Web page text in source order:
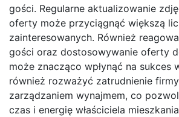
gości. Regularne aktualizowanie
oferty może przyciągnąć większą
zainteresowanych. Również
gości oraz dostosowywanie oferty
może znacząco wpłynąć na sukces
również rozważyć zatrudnienie
zarządzaniem wynajmem, co
czas i energię właściciela